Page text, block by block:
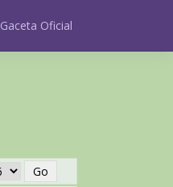
Gaceta Oficial